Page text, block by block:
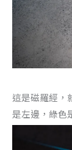
這是磁羅經，
是左邊，綠色